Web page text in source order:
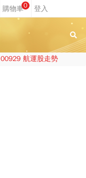
0
00929 航運股走勢